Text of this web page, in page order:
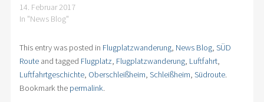
14. Februar 2017
In "News Blog"
This entry was posted in Flugplatzwanderung, News Blog, SÜD
Routeand tagged Flugplatz, Flugplatzwanderung, Luftfahrt,
Luftfahrtgeschichte, Oberschleißheim, Schleißheim, Südroute.
Bookmark the permalink.